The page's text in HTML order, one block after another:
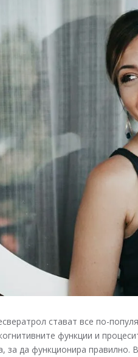
стават все по-
функции и
за да функционира